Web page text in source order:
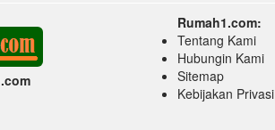
.com
Rumah1.com:
Tentang Kami
Hubungin Kami
Sitemap
Kebijakan Privasi